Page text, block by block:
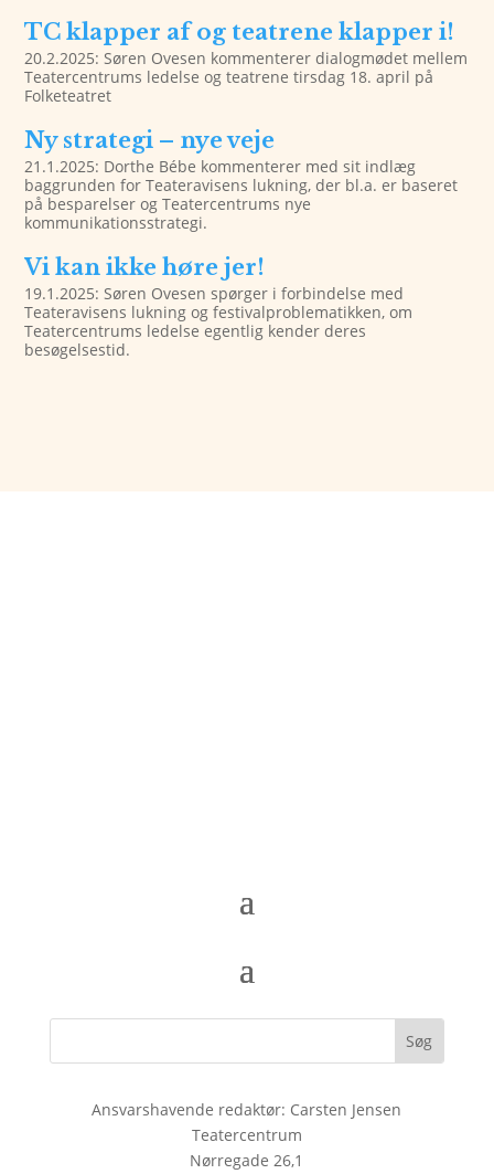
TC klapper af og teatrene klapper i!
20.2.2025: Søren Ovesen kommenterer dialogmødet mellem
Teatercentrums ledelse og teatrene tirsdag 18. april på
Folketeatret
Ny strategi – nye veje
21.1.2025: Dorthe Bébe kommenterer med sit indlæg
baggrunden for Teateravisens lukning, der bl.a. er baseret
på besparelser og Teatercentrums nye
kommunikationsstrategi.
Vi kan ikke høre jer!
19.1.2025: Søren Ovesen spørger i forbindelse med
Teateravisens lukning og festivalproblematikken, om
Teatercentrums ledelse egentlig kender deres
besøgelsestid.
Ansvarshavende redaktør: Carsten Jensen
Teatercentrum
Nørregade 26,1